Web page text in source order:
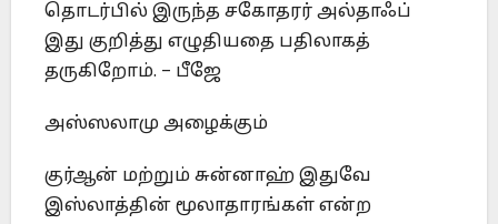
தொடர்பில் இருந்த சகோதரர் அல்தாஃப்
இது குறித்து எழுதியதை பதிலாகத்
தருகிறோம். – பீஜே
அஸ்ஸலாமு அழைக்கும்
குர்ஆன் மற்றும் சுன்னாஹ் இதுவே
இஸ்லாத்தின் மூலாதாரங்கள் என்ற